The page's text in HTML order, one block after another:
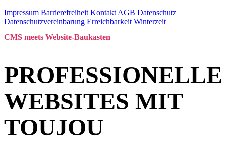
Impressum Barrierefreiheit Kontakt AGB Datenschutz
Datenschutzvereinbarung Erreichbarkeit Winterzeit
CMS meets Website-Baukasten
PROFESSIONELLE
WEBSITES MIT
TOUJOU